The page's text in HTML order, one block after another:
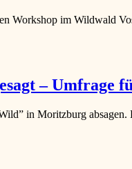
Workshop im Wildwald
– Umfrage
in Moritzburg